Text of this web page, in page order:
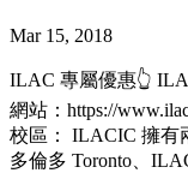
Mar 15, 2018
ILAC 專屬優惠👆
網站：https://
校區： ILACIC 擁有
多倫多 Toronto、